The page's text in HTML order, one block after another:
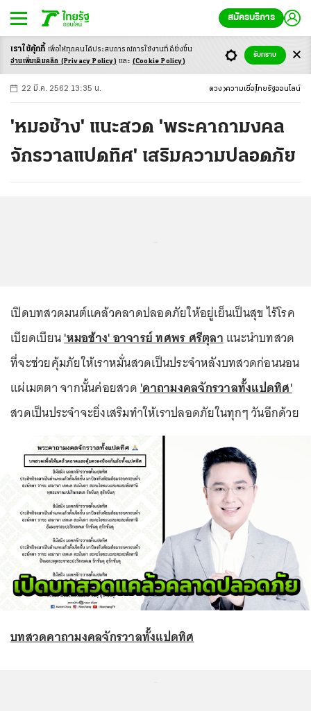
สมัครบริการ
-ก ก ก+
22 มี.ค. 2562 13:35 น. ดวง ความเชื่อ ไทยรัฐออนไลน์
'หมอช้าง' แนะสวด 'พระคาถามงคล
จักรวาลแปดทิศ' เสริมความปลอดภัย
เปิดบทสวดมนต์แคล้วคลาดปลอดภัยให้อยู่เย็นเป็นสุข ไร้โรค
เบียดเบียน'หมอช้าง' อาจารย์ ทศพร ศรีตุลาแนะนำบทสวด
ที่จะช่วยคุ้มภัยให้เราหมั่นสวดเป็นประจำหลังบทสวดก่อนนอน
แผ่เมตตา จากนั้นค่อยสวด'คาถามงคลจักรวาลทั้งแปดทิศ'
สวดเป็นประจำจะยิ่งเสริมทำให้เราปลอดภัยในทุกๆ วันอีกด้วย
บทสวดคาถามงคลจักรวาลทั้งแปดทิศ
เราใช้คุ้กกี้ เพื่อให้ทุกคนได้ประสบการณ์การใช้งานที่ดียิ่งขึ้น
อ่านเพิ่มเติมคลิก (Privacy Policy) และ (Cookie Policy)
รับทราบ